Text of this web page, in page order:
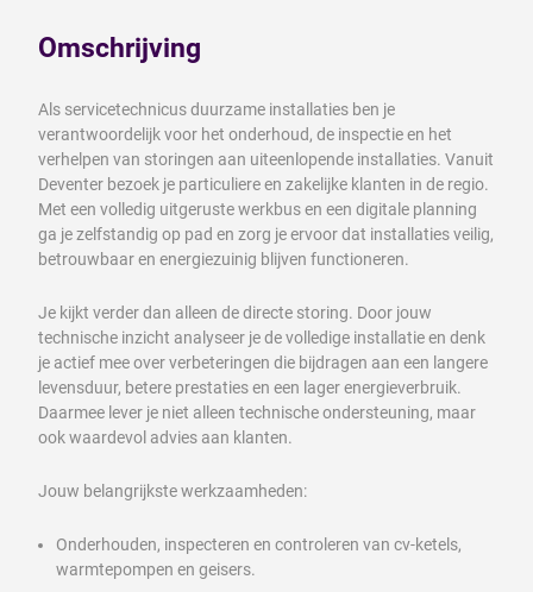
Omschrijving
Als servicetechnicus duurzame installaties ben je
verantwoordelijk voor het onderhoud, de inspectie en het
verhelpen van storingen aan uiteenlopende installaties. Vanuit
Deventer bezoek je particuliere en zakelijke klanten in de regio.
Met een volledig uitgeruste werkbus en een digitale planning
ga je zelfstandig op pad en zorg je ervoor dat installaties veilig,
betrouwbaar en energiezuinig blijven functioneren.
Je kijkt verder dan alleen de directe storing. Door jouw
technische inzicht analyseer je de volledige installatie en denk
je actief mee over verbeteringen die bijdragen aan een langere
levensduur, betere prestaties en een lager energieverbruik.
Daarmee lever je niet alleen technische ondersteuning, maar
ook waardevol advies aan klanten.
Jouw belangrijkste werkzaamheden:
Onderhouden, inspecteren en controleren van cv-ketels,
warmtepompen en geisers.